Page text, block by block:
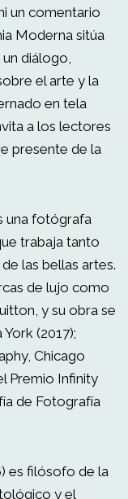
un comentario
Moderna sitúa
diálogo,
el arte y la
en tela
a los lectores
presente de la
una fotógrafa
trabaja tanto
las bellas artes.
de lujo como
y su obra se
(2017);
Chicago
Premio Infinity
de Fotografía
es filósofo de la
y el